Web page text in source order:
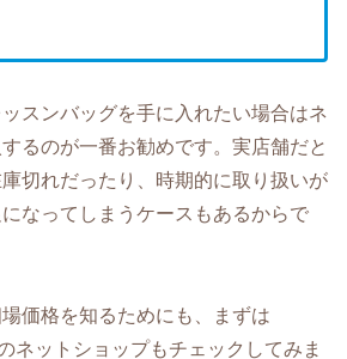
スンバッグを手に入れたい場合はネ
るのが一番お勧めです。実店舗だと
切れだったり、時期的に取り扱いが
なってしまうケースもあるからで
価格を知るためにも、まずは
ネットショップもチェックしてみま